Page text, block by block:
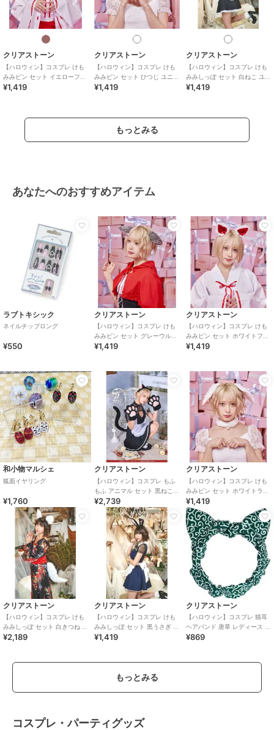
クリアストーン
【ハロウィン】コスプレ けも
みみピン セット イエローフォ
ックス ユニセックス ブラウン
¥1,419
クリアストーン
【ハロウィン】コスプレ けも
みみピン セット ひつじ ユニセ
ックス ホワイト
¥1,419
クリアストーン
【ハロウィン】コスプレ けも
みみしっぽ セット 白ねこ ユニ
セックス ホワイト
¥1,419
もっとみる
あなたへのおすすめアイテム
ラブトキシック
ネイルチップロング
¥550
クリアストーン
【ハロウィン】コスプレ けも
みみピン セット グレーウルフ
ユニセックス グレー
¥1,419
クリアストーン
【ハロウィン】コスプレ けも
みみピン セット ホワイトフォ
ックス ユニセックス ホワイト
¥1,419
和小物マルシェ
狐面イヤリング
¥1,760
クリアストーン
【ハロウィン】コスプレ もふ
もふ アニマル セット 黒ねこ
ブラック カチューシャ グロー
ブ しっぽ
¥2,739
クリアストーン
【ハロウィン】コスプレ けも
みみピン セット ホワイトラビ
ット ユニセックス ホワイト
¥1,419
クリアストーン
【ハロウィン】コスプレ けも
みみしっぽ セット 白きつね ユ
ニセックス ホワイト
¥2,189
クリアストーン
【ハロウィン】コスプレ けも
みみしっぽ セット 黒うさぎ ユ
ニセックス ブラック
¥1,419
クリアストーン
【ハロウィン】コスプレ 猫耳
ヘアバンド 唐草 レディース グ
リーン
¥869
もっとみる
コスプレ・パーティグッズ